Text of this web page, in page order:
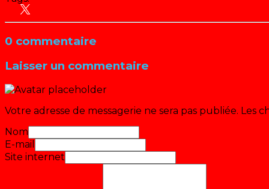
0 commentaire
Laisser un commentaire
Votre adresse de messagerie ne sera pas publiée. Les
Nom
E-mail
Site internet